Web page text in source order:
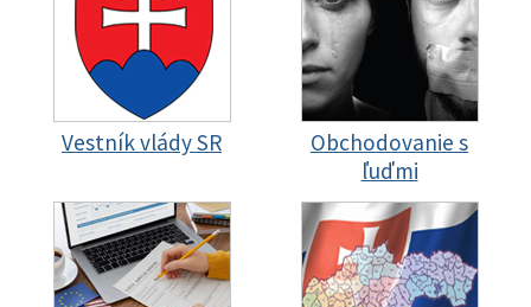
Vestník vlády SR
Obchodovanie s
ľuďmi